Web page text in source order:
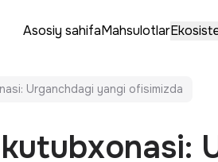
Asosiy sahifaMahsulotlar
Urganchdagi yangi ofisimizda
kutubxonasi: